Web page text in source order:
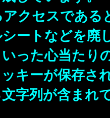
クセスである
ートなどを廃
った心当たり
キーが保存さ
字列が含まれ